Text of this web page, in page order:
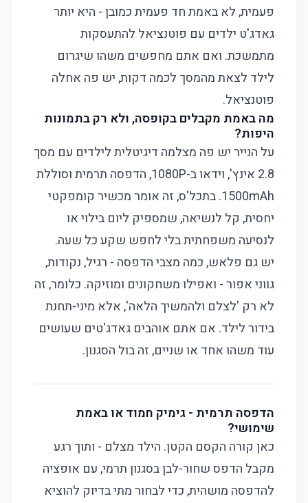
פעמית, לא באמת חד פעמית כמובן - היא יותר
גאדג'ט ילדים עם פוטנציאל להתעסקות
מתמשכת. ואם אתם מחפשים משהו שיגרום
לילד לצאת מהמסך לכמה דקות, יש פה אחלה
פוטנציאל.
מה באמת מקבלים בקופסה, ולא רק בתמונות
היפות?
על הנייר יש פה מצלמה דיגיטלית לילדים עם מסך
2.8 אינץ', וידאו ב-1080P, הדפסה תרמית וסוללת
1500mAh. בתכל'ס, זה אומר מכשיר קומפקטי
יחסית, קל לנשיאה, שמספיק ליום בילוי או
לנסיעה משפחתית בלי לחפש שקע כל שעה.
יש גם פלאש, כמה מצבי הדפסה - רגיל, נקודות,
גווני אפור - ואפילו משחקונים ומוזיקה. כלומר, זה
לא רק 'לצלם ולהמשיך הלאה', אלא מיני-תחנת
בידור לילד. אם אתם אוהבים גאדג'טים שעושים
עוד משהו אחד או שניים, זה בול הסגנון.
הדפסה תרמית - גימיק חמוד או באמת
שימושי?
כאן קורה הקסם הקטן. הילד מצלם - ותוך רגע
מקבל הדפס שחור-לבן בסגנון תרמי, עם אופציה
להדפסה מושהית, כדי לבחור מתי בדיוק להוציא